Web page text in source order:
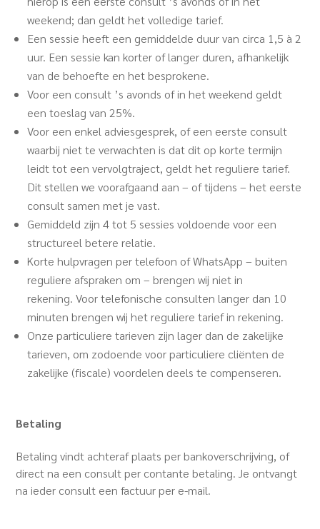
weekend; dan geldt het volledige tarief.
Een sessie heeft een gemiddelde duur van circa 1,5 à 2
uur. Een sessie kan korter of langer duren, afhankelijk
van de behoefte en het besprokene.
Voor een consult ’s avonds of in het weekend geldt
een toeslag van 25%.
Voor een enkel adviesgesprek, of een eerste consult
waarbij niet te verwachten is dat dit op korte termijn
leidt tot een vervolgtraject, geldt het reguliere tarief.
Dit stellen we voorafgaand aan – of tijdens – het eerste
consult samen met je vast.
Gemiddeld zijn 4 tot 5 sessies voldoende voor een
structureel betere relatie.
Korte hulpvragen per telefoon of WhatsApp – buiten
reguliere afspraken om – brengen wij niet in
rekening. Voor telefonische consulten langer dan 10
minuten brengen wij het reguliere tarief in rekening.
Onze particuliere tarieven zijn lager dan de zakelijke
tarieven, om zodoende voor particuliere cliënten de
zakelijke (fiscale) voordelen deels te compenseren.
Betaling
Betaling vindt achteraf plaats per bankoverschrijving, of
direct na een consult per contante betaling. Je ontvangt
na ieder consult een factuur per e-mail.